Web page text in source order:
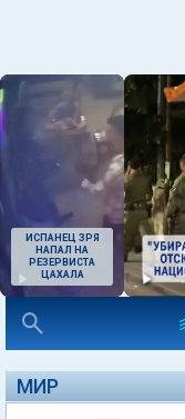
ИСПАНЕЦ ЗРЯ
НАПАЛ НА
РЕЗЕРВИСТА
ЦАХАЛА
МИР